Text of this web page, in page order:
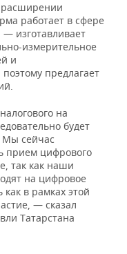
расширении
работает в сфере
изготавливает
измерительное
и
предлагает
на
будет
Мы сейчас
прием цифрового
так как наши
на цифровое
в рамках этой
— сказал
Татарстана